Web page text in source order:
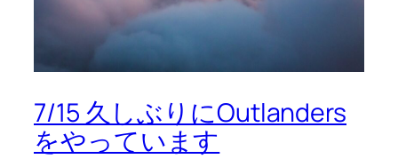
7/15 久しぶりにOutlanders
をやっています